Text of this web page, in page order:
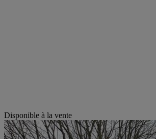
Disponible à la vente